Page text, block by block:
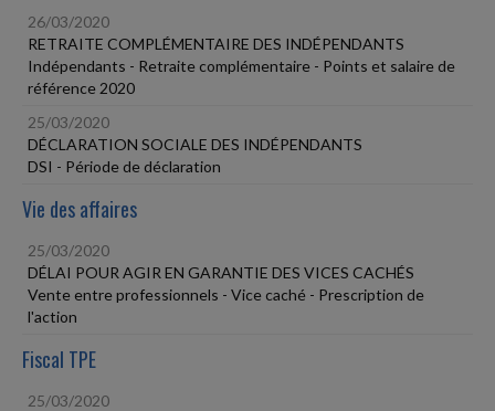
26/03/2020
RETRAITE COMPLÉMENTAIRE DES INDÉPENDANTS
Indépendants - Retraite complémentaire - Points et salaire de
référence 2020
25/03/2020
DÉCLARATION SOCIALE DES INDÉPENDANTS
DSI - Période de déclaration
Vie des affaires
25/03/2020
DÉLAI POUR AGIR EN GARANTIE DES VICES CACHÉS
Vente entre professionnels - Vice caché - Prescription de
l'action
Fiscal TPE
25/03/2020